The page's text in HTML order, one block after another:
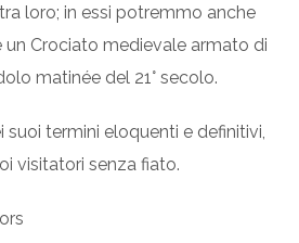
loro; in essi potremmo anche
un Crociato medievale armato di
matinée del 21° secolo.
suoi termini eloquenti e definitivi,
visitatori senza fiato.